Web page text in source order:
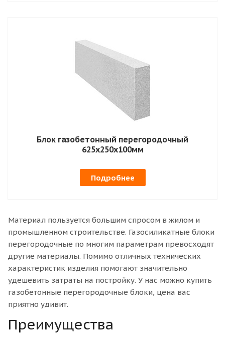
Блок газобетонный перегородочный
625х250х100мм
Подробнее
Материал пользуется большим спросом в жилом и
промышленном строительстве. Газосиликатные блоки
перегородочные по многим параметрам превосходят
другие материалы. Помимо отличных технических
характеристик изделия помогают значительно
удешевить затраты на постройку. У нас можно купить
газобетонные перегородочные блоки, цена вас
приятно удивит.
Преимущества